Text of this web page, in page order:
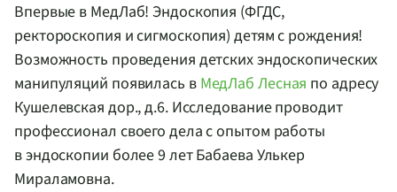
Впервые в МедЛаб! Эндоскопия (ФГДС,
ректороскопия и сигмоскопия) детям с рождения!
Возможность проведения детских эндоскопических
манипуляций появилась в МедЛаб Лесная по адресу
Кушелевская дор., д.6. Исследование проводит
профессионал своего дела с опытом работы
в эндоскопии более 9 лет Бабаева Улькер
Мираламовна.